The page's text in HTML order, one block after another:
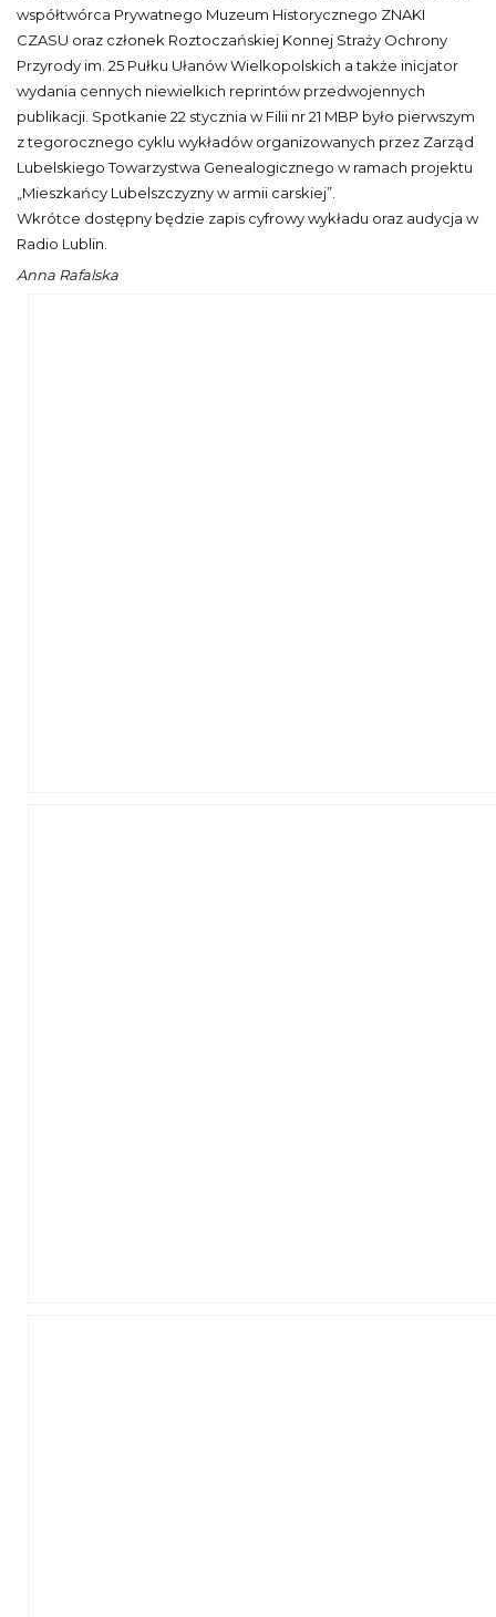
współtwórca Prywatnego Muzeum Historycznego ZNAKI
CZASU oraz członek Roztoczańskiej Konnej Straży Ochrony
Przyrody im. 25 Pułku Ułanów Wielkopolskich a także inicjator
wydania cennych niewielkich reprintów przedwojennych
publikacji. Spotkanie 22 stycznia w Filii nr 21 MBP było pierwszym
z tegorocznego cyklu wykładów organizowanych przez Zarząd
Lubelskiego Towarzystwa Genealogicznego w ramach projektu
„Mieszkańcy Lubelszczyzny w armii carskiej”.
Wkrótce dostępny będzie zapis cyfrowy wykładu oraz audycja w
Radio Lublin.
Anna Rafalska